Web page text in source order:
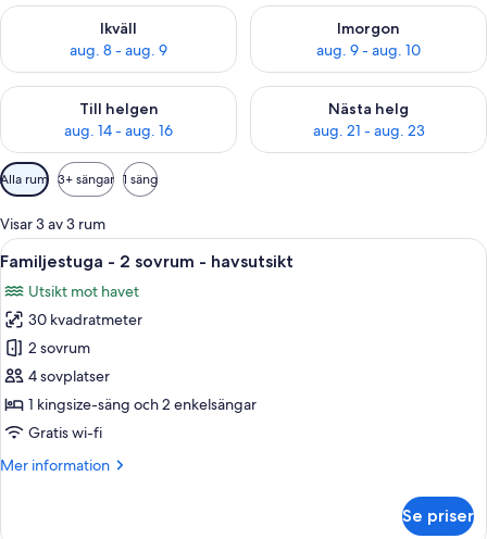
Ikväll
aug. 8 - aug. 9
Kontrollera tillgängligheten för ikväll aug. 8 - aug. 9
Imorgon
aug. 9 - aug. 10
Kontrollera tillgängligheten
Till helgen
aug. 14 - aug. 16
Kontrollera tillgängligheten för den här helgen aug. 14 - aug.
Nästa helg
aug. 21 - aug. 23
Kontrollera tillgängligheten
Tillgängliga
filter
för
rum
Alla rum 3+ sängar 1 säng
Visar 3 av 3 rum
Öppna
alla
foton
för
Familjestuga
-
2
sovrum
havsutsikt
En snyggt bäddad säng med
25
Familjestuga - 2 sovrum - havsutsikt
Utsikt mot havet
30 kvadratmeter
2 sovrum
4 sovplatser
1 kingsize-säng och 2 enkelsängar
Gratis wi-fi
Mer information
Mer
Se priser